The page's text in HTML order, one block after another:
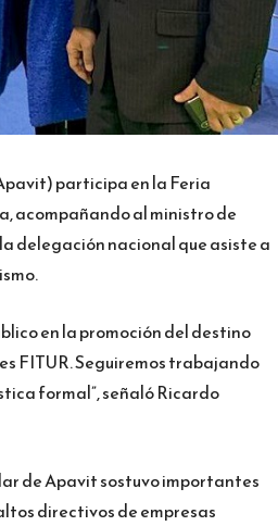
participa en la Feria
acompañando al ministro de
delegación nacional que asiste a
en la promoción del destino
FITUR. Seguiremos trabajando
formal”, señaló Ricardo
de Apavit sostuvo importantes
directivos de empresas